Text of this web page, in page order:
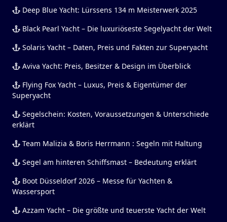
Deep Blue Yacht: Lürssens 134 m Meisterwerk 2025
Black Pearl Yacht – Die luxuriöseste Segelyacht der Welt
Solaris Yacht – Daten, Preis und Fakten zur Superyacht
Aviva Yacht: Preis, Besitzer & Design im Überblick
Flying Fox Yacht – Luxus, Preis & Eigentümer der
Superyacht
Segelschein: Kosten, Voraussetzungen & Unterschiede
erklärt
Team Malizia & Boris Herrmann : Segeln mit Haltung
Segel am hinteren Schiffsmast – Bedeutung erklärt
Boot Düsseldorf 2026 – Messe für Yachten &
Wassersport
Azzam Yacht – Die größte und teuerste Yacht der Welt